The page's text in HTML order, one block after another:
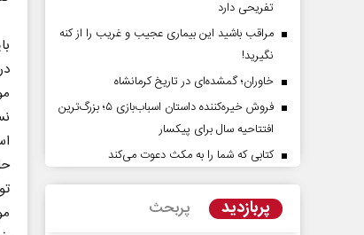
تفریحی دارد
مراقب باشید این بیماری عجیب و غریب را از کنه
نگیرید!
خاوران؛ گمشده‌ای در تاریخ کرمانشاه
فروش خیره‌کننده داستان اسباب‌بازی ۵؛ بزرگ‌ترین
افتتاحیه سال برای پیکسار
کتابی که شما را به مکث دعوت می‌کند
پربازدید پربحث